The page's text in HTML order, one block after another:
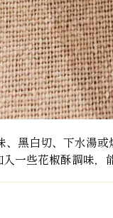
黑白切、下水湯
一些花椒酥調味，